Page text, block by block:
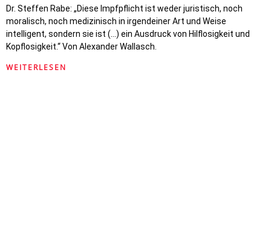
Dr. Steffen Rabe: „Diese Impfpflicht ist weder juristisch, noch
moralisch, noch medizinisch in irgendeiner Art und Weise
intelligent, sondern sie ist (…) ein Ausdruck von Hilflosigkeit und
Kopflosigkeit.“ Von Alexander Wallasch.
WEITERLESEN